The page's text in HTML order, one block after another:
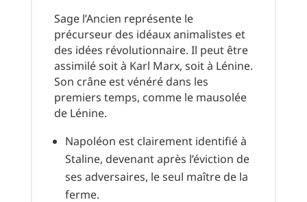
Sage l’Ancien représente le
précurseur des idéaux animalistes et
des idées révolutionnaire. Il peut être
assimilé soit à Karl Marx, soit à Lénine.
Son crâne est vénéré dans les
premiers temps, comme le mausolée
de Lénine.
Napoléon est clairement identifié à
Staline, devenant après l’éviction de
ses adversaires, le seul maître de la
ferme.